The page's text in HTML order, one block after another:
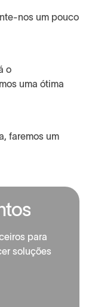
nos um pouco
o
uma ótima
faremos um
tos
para
soluções